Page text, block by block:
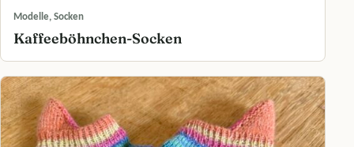
Modelle, Socken
Kaffeeböhnchen-Socken